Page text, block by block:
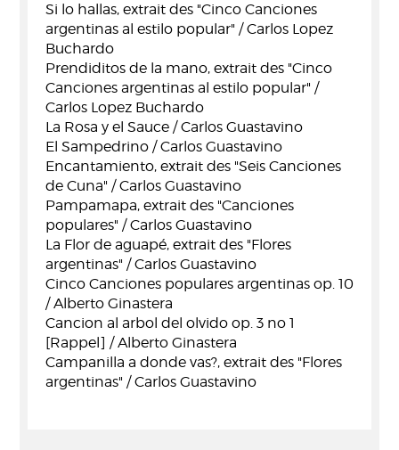
Si lo hallas, extrait des "Cinco Canciones
argentinas al estilo popular" / Carlos Lopez
Buchardo
Prendiditos de la mano, extrait des "Cinco
Canciones argentinas al estilo popular" /
Carlos Lopez Buchardo
La Rosa y el Sauce / Carlos Guastavino
El Sampedrino / Carlos Guastavino
Encantamiento, extrait des "Seis Canciones
de Cuna" / Carlos Guastavino
Pampamapa, extrait des "Canciones
populares" / Carlos Guastavino
La Flor de aguapé, extrait des "Flores
argentinas" / Carlos Guastavino
Cinco Canciones populares argentinas op. 10
/ Alberto Ginastera
Cancion al arbol del olvido op. 3 no 1
[Rappel] / Alberto Ginastera
Campanilla a donde vas?, extrait des "Flores
argentinas" / Carlos Guastavino